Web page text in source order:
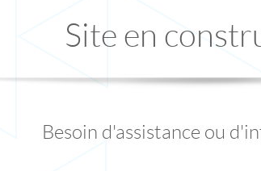
Site en
Besoin d'assistance ou